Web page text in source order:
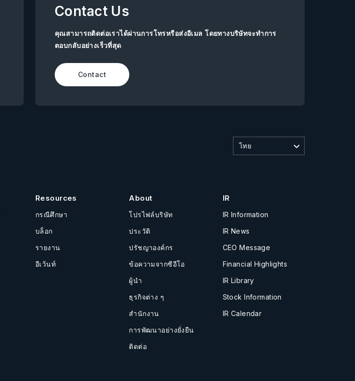
Contact Us
คุณสามารถติดต่อเราได้ผ่านการโทรหรือส่งอีเมล โดยทางบริษัทจะทำการ
ตอบกลับอย่างเร็วที่สุด
Contact
ไทย
Resources
กรณีศึกษา
บล็อก
รายงาน
อีเว้นท์
About
โปรไฟล์บริษัท
ประวัติ
ปรัชญาองค์กร
ข้อความจากซีอีโอ
ผู้นำ
ธุรกิจต่าง ๆ
สำนักงาน
การพัฒนาอย่างยั่งยืน
ติดต่อ
IR
IR Information
IR News
CEO Message
Financial Highlights
IR Library
Stock Information
IR Calendar